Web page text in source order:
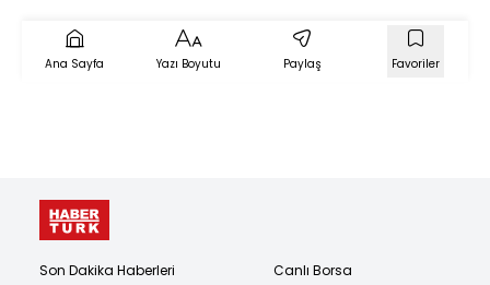
Ana Sayfa Yazı Boyutu Paylaş Favoriler
Son Dakika Haberleri
Canlı Borsa